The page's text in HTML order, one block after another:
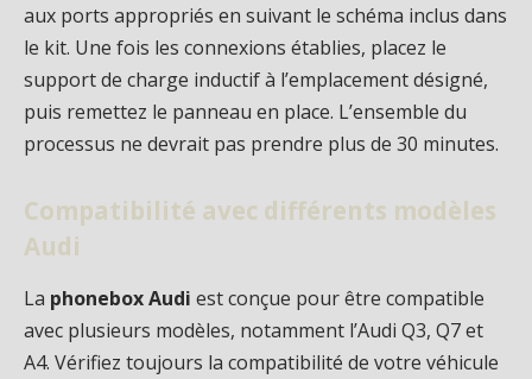
aux ports appropriés en suivant le schéma inclus dans
le kit. Une fois les connexions établies, placez le
support de charge inductif à l’emplacement désigné,
puis remettez le panneau en place. L’ensemble du
processus ne devrait pas prendre plus de 30 minutes.
Compatibilité avec différents modèles
Audi
La phonebox Audi est conçue pour être compatible
avec plusieurs modèles, notamment l’Audi Q3, Q7 et
A4. Vérifiez toujours la compatibilité de votre véhicule